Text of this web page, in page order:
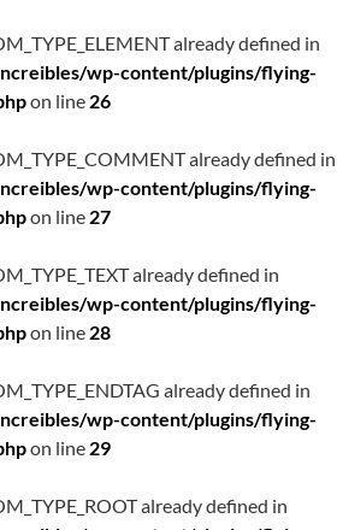
already defined in
wp-content/plugins/flying-
on line 26
already defined in
wp-content/plugins/flying-
on line 27
already defined in
wp-content/plugins/flying-
on line 28
already defined in
wp-content/plugins/flying-
on line 29
already defined in